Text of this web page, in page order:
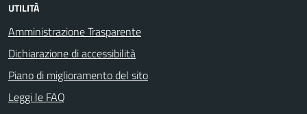
UTILITÀ
Amministrazione Trasparente
Dichiarazione di accessibilità
Piano di miglioramento del sito
Leggi le FAQ